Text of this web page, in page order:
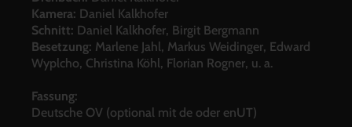
Kamera: Daniel Kalkhofer
Schnitt: Daniel Kalkhofer, Birgit Bergmann
Besetzung: Marlene Jahl, Markus Weidinger, Edward
Wyplcho, Christina Köhl, Florian Rogner, u. a.
Fassung:
Deutsche OV (optional mit de oder enUT)